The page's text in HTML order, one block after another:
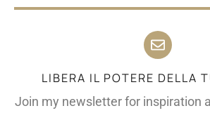
LIBERA IL POTERE DELLA
Join my newsletter for inspiration